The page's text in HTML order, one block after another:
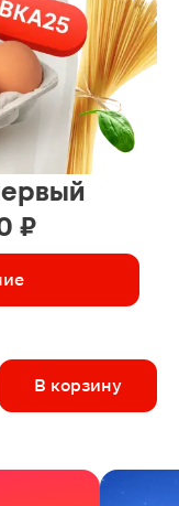
₽
В корзину